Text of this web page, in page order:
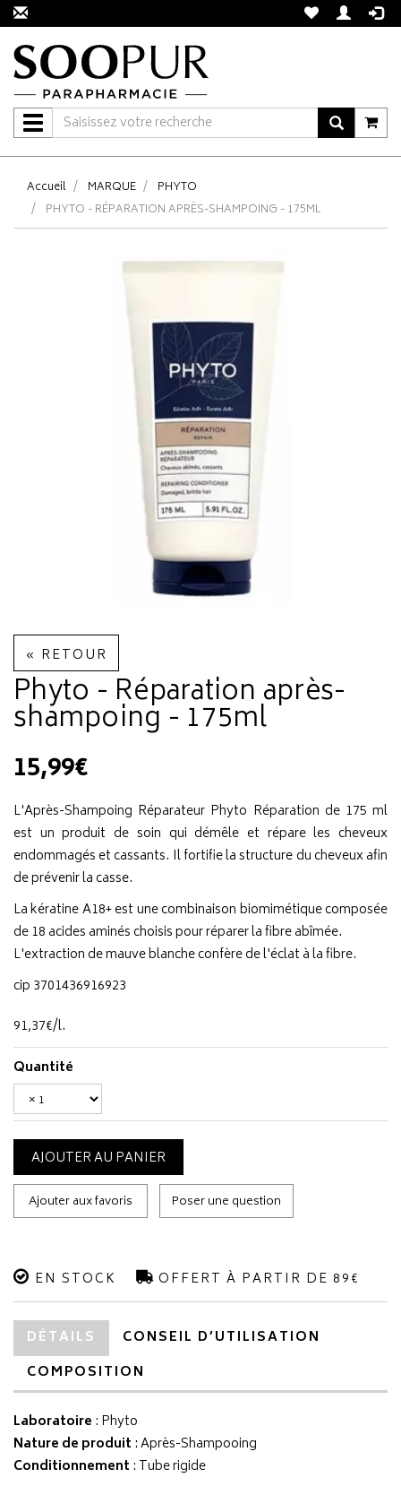
Navigation
Accueil MARQUE
PHYTO
PHYTO - RÉPARATION APRÈS-SHAMPOING - 175ML
« RETOUR
Phyto - Réparation après-
shampoing - 175ml
15,99€
L'Après-Shampoing Réparateur Phyto Réparation de 175 ml
est un produit de soin qui démêle et répare les cheveux
endommagés et cassants. Il fortifie la structure du cheveux afin
de prévenir la casse.
La kératine A18+ est une combinaison biomimétique composée
de 18 acides aminés choisis pour réparer la fibre abîmée.
L'extraction de mauve blanche confère de l'éclat à la fibre.
cip 3701436916923
91,37€/l.
Quantité
AJOUTER AU PANIER
Ajouter aux favoris Poser une question
EN STOCK OFFERT À PARTIR DE 89€
DÉTAILS
CONSEIL D’UTILISATION
COMPOSITION
Laboratoire : Phyto
Nature de produit : Après-Shampooing
Conditionnement : Tube rigide